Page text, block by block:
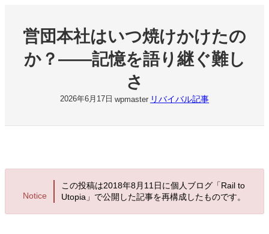
営団本社はいつ焼けかけたの
か？――記憶を語り継ぐ難し
さ
2026年6月17日 wpmaster リバイバル記事
Notice
この投稿は2018年8月11日に個人ブログ「Rail to
Utopia」で公開した記事を再構成したものです。